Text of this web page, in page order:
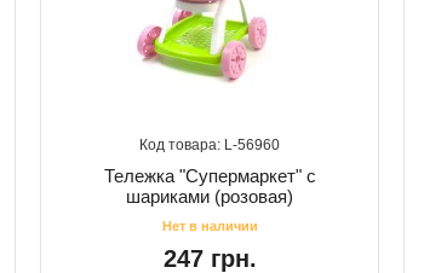
56960
Тележка "Супермаркет" с
шариками (розовая)
247 грн.